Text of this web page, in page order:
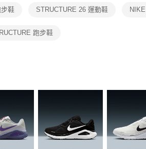
１．透過由恩沛科技股份有限公司提
交易，需依本服務之必要範圍內提供
２．關於個人資料處理事宜，請瀏覽
形，恩沛科技股份有限公司將有權停
鞋 STRUCTURE 26 運動鞋
跑步鞋